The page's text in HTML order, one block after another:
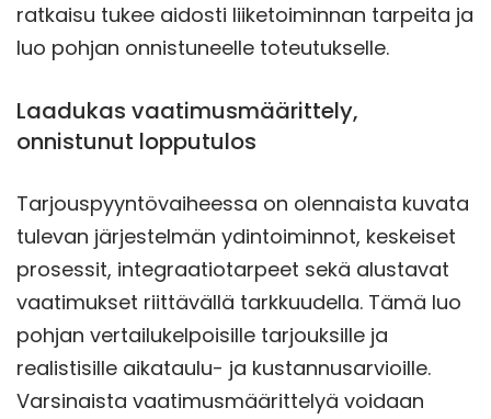
ratkaisu tukee aidosti liiketoiminnan tarpeita ja
luo pohjan onnistuneelle toteutukselle.
Laadukas vaatimusmäärittely,
onnistunut lopputulos
Tarjouspyyntövaiheessa on olennaista kuvata
tulevan järjestelmän ydintoiminnot, keskeiset
prosessit, integraatiotarpeet sekä alustavat
vaatimukset riittävällä tarkkuudella. Tämä luo
pohjan vertailukelpoisille tarjouksille ja
realistisille aikataulu- ja kustannusarvioille.
Varsinaista vaatimusmäärittelyä voidaan